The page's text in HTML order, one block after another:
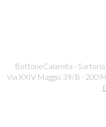
BottoneCalamita - Sartoria
Via XXIV Maggio 39/B -